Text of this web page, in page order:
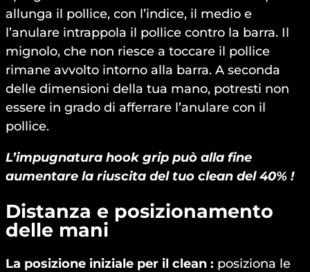
allunga il pollice, con l’indice, il medio e
l’anulare intrappola il pollice contro la barra. Il
mignolo, che non riesce a toccare il pollice
rimane avvolto intorno alla barra. A seconda
delle dimensioni della tua mano, potresti non
essere in grado di afferrare l’anulare con il
pollice.
L’impugnatura hook grip può alla fine
aumentare la riuscita del tuo clean del 40% !
Distanza e posizionamento
delle mani
La posizione iniziale per il clean : posiziona le